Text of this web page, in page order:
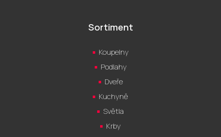
Sortiment
Koupelny
Podlahy
Dveře
Kuchyně
Světla
Krby